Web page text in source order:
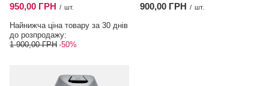
950,00 ГРН / шт.
Найнижча ціна товару за 30 днів
до розпродажу:
1 900,00 ГРН -50%
900,00 ГРН / шт.